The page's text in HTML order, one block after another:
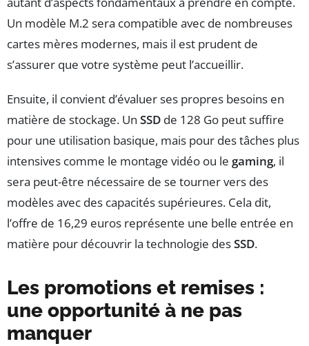
Un modèle M.2 sera compatible avec de nombreuses
cartes mères modernes, mais il est prudent de
s’assurer que votre système peut l’accueillir.
Ensuite, il convient d’évaluer ses propres besoins en
matière de stockage. Un SSD de 128 Go peut suffire
pour une utilisation basique, mais pour des tâches plus
intensives comme le montage vidéo ou le gaming, il
sera peut-être nécessaire de se tourner vers des
modèles avec des capacités supérieures. Cela dit,
l’offre de 16,29 euros représente une belle entrée en
matière pour découvrir la technologie desSSD.
Les promotions et remises :
une opportunité à ne pas
manquer